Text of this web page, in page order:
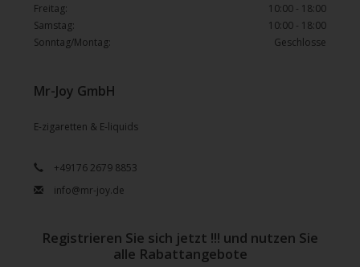
Mr-Joy GmbH
E-zigaretten & E-liquids
+49176 2679 8853
info@mr-joy.de
Freitag:
10:00 - 18:00
Samstag:
10:00 - 18:00
Sonntag/Montag:
Geschlosse
Registrieren Sie sich jetzt !!! und nutzen Sie
alle Rabattangebote